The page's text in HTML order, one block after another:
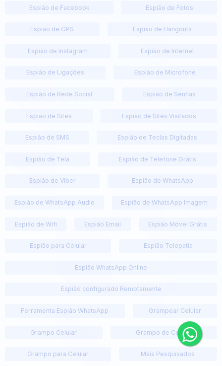
Espião de Facebook Espião de Fotos
Espião de GPS Espião de Hangouts
Espião de Instagram Espião de Internet
Espião de Ligações Espião de Microfone
Espião de Rede Social Espião de Senhas
Espião de Sites Espião de Sites Visitados
Espião de SMS Espião de Teclas Digitadas
Espião de Tela Espião de Telefone Grátis
Espião de Viber Espião de WhatsApp
Espião de WhatsApp Audio Espião de WhatsApp Imagem
Espião de Wifi Espião Email Espião Móvel Grátis
Espião para Celular Espião Telepatia
Espião WhatsApp Online
Espião configurado Remotamente
Ferramenta Espião WhatsApp Grampear Celular
Grampo Celular Grampo de Celular
Grampo para Celular Mais Pesquisados